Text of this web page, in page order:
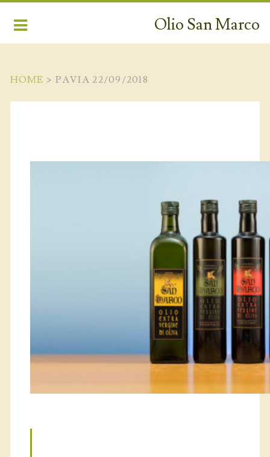
Olio San Marco
CAMPAGNA AMICA
COOKIES E PRIVACY
HOME > PAVIA 22/09/2018